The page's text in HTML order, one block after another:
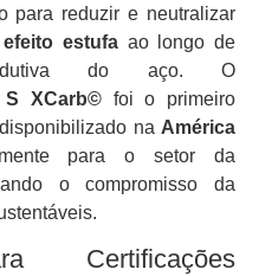
para reduzir e neutralizar
estufa ao longo de
do aço. O
S XCarb©foi o primeiro
na América
para o setor da
o compromisso da
Certificações